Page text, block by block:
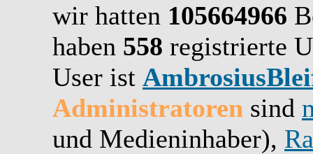
wir hatten 105664966
haben 558 registrierte
User ist
Administratoren sind
und Medieninhaber),